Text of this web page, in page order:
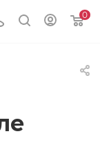
0